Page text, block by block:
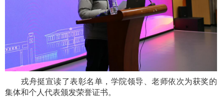
戎舟挺宣读了表彰名单，学院领导、老师依次为获奖的
集体和个人代表颁发荣誉证书。